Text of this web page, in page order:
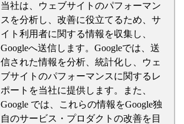
当社は、ウェブサイトのパフォーマン
スを分析し、改善に役立てるため、サ
イト利用者に関する情報を収集し、
Googleへ送信します。Googleでは、送
信された情報を分析、統計化し、ウェ
ブサイトのパフォーマンスに関するレ
ポートを当社に提供します。また、
Google では、これらの情報をGoogle独
自のサービス・プロダクトの改善を目